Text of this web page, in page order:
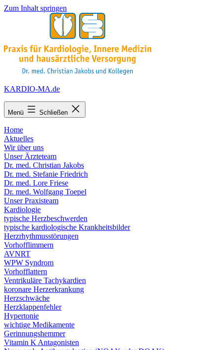
Zum Inhalt springen
KARDIO-MA.de
Menü Schließen
Home
Aktuelles
Wir über uns
Unser Ärzteteam
Dr. med. Christian Jakobs
Dr. med. Stefanie Friedrich
Dr. med. Lore Friese
Dr. med. Wolfgang Toepel
Unser Praxisteam
Kardiologie
typische Herzbeschwerden
typische kardiologische Krankheitsbilder
Herzrhythmusstörungen
Vorhofflimmern
AVNRT
WPW Syndrom
Vorhofflattern
Ventrikuläre Tachykardien
koronare Herzerkrankung
Herzschwäche
Herzklappenfehler
Hypertonie
wichtige Medikamente
Gerinnungshemmer
Vitamin K Antagonisten